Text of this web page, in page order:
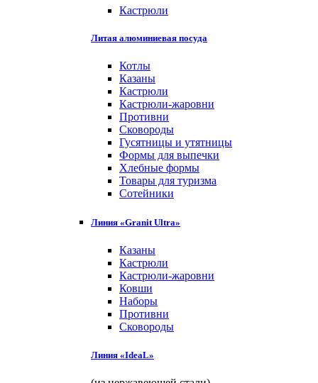
Кастрюли
Литая алюминиевая посуда
Котлы
Казаны
Кастрюли
Кастрюли-жаровни
Противни
Сковороды
Гусятницы и утятницы
Формы для выпечки
Хлебные формы
Товары для туризма
Сотейники
Линия «Granit Ultra»
Казаны
Кастрюли
Кастрюли-жаровни
Ковши
Наборы
Противни
Сковороды
Линия «IdeaL»